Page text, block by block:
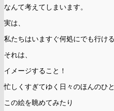
なんて考えてしまいます。
実は、
私たちはいますぐ何処にでも行け
それは、
イメージすること！
忙しくすぎてゆく日々のほんのひと
この絵を眺めてみたり